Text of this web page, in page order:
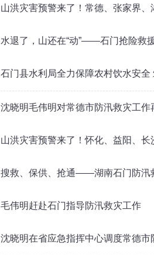
山洪灾害预警来了！常德、张家界、
水退了，山还在“动”——石门抢险救
石门县水利局全力保障农村饮水安
沈晓明毛伟明对常德市防汛救灾工作
山洪灾害预警来了！怀化、益阳、
搜救、保供、抢通——湖南石门防汛
毛伟明赶赴石门指导防汛救灾工作
沈晓明在省应急指挥中心调度常德市